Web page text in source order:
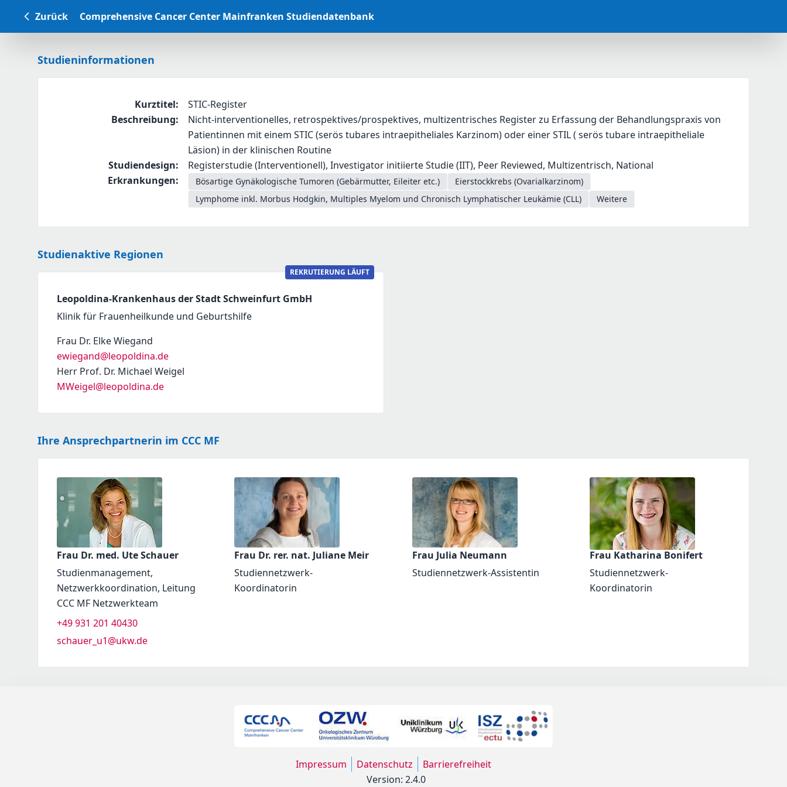
Zurück Comprehensive Cancer Center Mainfranken Studiendatenbank
Studieninformationen
Kurztitel:
STIC-Register
Beschreibung:
Nicht-interventionelles, retrospektives/prospektives, multizentrisches Register zu Erfassung der Behandlungspraxis von
Patientinnen mit einem STIC (serös tubares intraepitheliales Karzinom) oder einer STIL ( serös tubare intraepitheliale
Läsion) in der klinischen Routine
Studiendesign:
Registerstudie (Interventionell), Investigator initiierte Studie (IIT), Peer Reviewed, Multizentrisch, National
Erkrankungen: Bösartige Gynäkologische Tumoren (Gebärmutter, Eileiter etc.)
Eierstockkrebs (Ovarialkarzinom)
Lymphome inkl. Morbus Hodgkin, Multiples Myelom und Chronisch Lymphatischer Leukämie (CLL)
Weitere
Studienaktive Regionen
REKRUTIERUNG LÄUFT
Leopoldina-Krankenhaus der Stadt Schweinfurt GmbH
Klinik für Frauenheilkunde und Geburtshilfe
Frau Dr. Elke Wiegand
ewiegand@leopoldina.de
Herr Prof. Dr. Michael Weigel
MWeigel@leopoldina.de
Ihre Ansprechpartnerin im CCC MF
Frau Dr. med. Ute Schauer
Studienmanagement,
Netzwerkkoordination, Leitung
CCC MF Netzwerkteam
+49 931 201 40430
schauer_u1@ukw.de
Frau Dr. rer. nat. Juliane Meir
Studiennetzwerk-
Koordinatorin
Frau Julia Neumann
Studiennetzwerk-Assistentin
Frau Katharina Bonifert
Studiennetzwerk-
Koordinatorin
Impressum Datenschutz
Barrierefreiheit
Version: 2.4.0